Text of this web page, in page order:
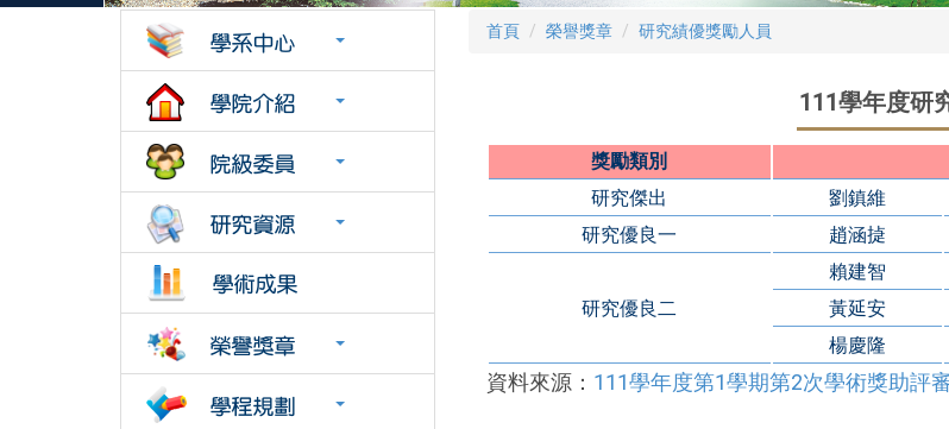
首頁 榮譽獎章 研究績優獎勵人員
111學年度研
獎勵類別
研究傑出
劉鎮維
研究優良一
趙涵㨗
研究優良二
賴建智
黃延安
楊慶隆
資料來源： 111學年度第1學期第2次學術獎助評